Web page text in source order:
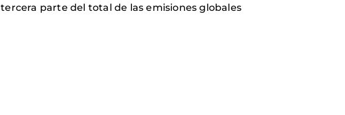
parte del total de las emisiones globales